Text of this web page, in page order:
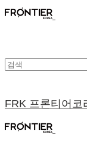
FRK 프론티어코